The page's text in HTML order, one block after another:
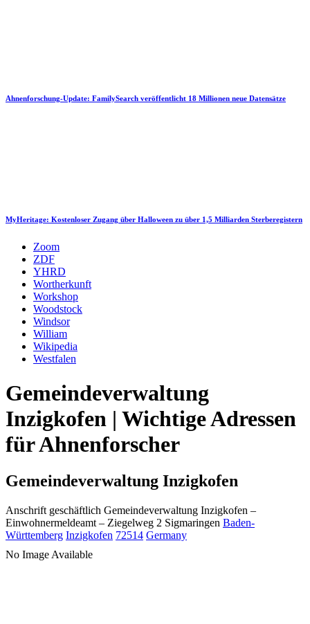
Ahnenforschung-Update: FamilySearch veröffentlicht 18 Millionen neue Datensätze
MyHeritage: Kostenloser Zugang über Halloween zu über 1,5 Milliarden Sterberegistern
Zoom
ZDF
YHRD
Wortherkunft
Workshop
Woodstock
Windsor
William
Wikipedia
Westfalen
Gemeindeverwaltung
Inzigkofen | Wichtige Adressen
für Ahnenforscher
Gemeindeverwaltung Inzigkofen
Anschrift geschäftlich Gemeindeverwaltung Inzigkofen –
Einwohnermeldeamt – Ziegelweg 2 Sigmaringen Baden-
Württemberg Inzigkofen 72514 Germany
No Image Available